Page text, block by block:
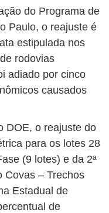
do Programa de
Paulo, o reajuste é
estipulada nos
rodovias
adiado por cinco
causados
DOE, o reajuste do
para os lotes 28
(9 lotes) e da 2ª
Covas – Trechos
Estadual de
de